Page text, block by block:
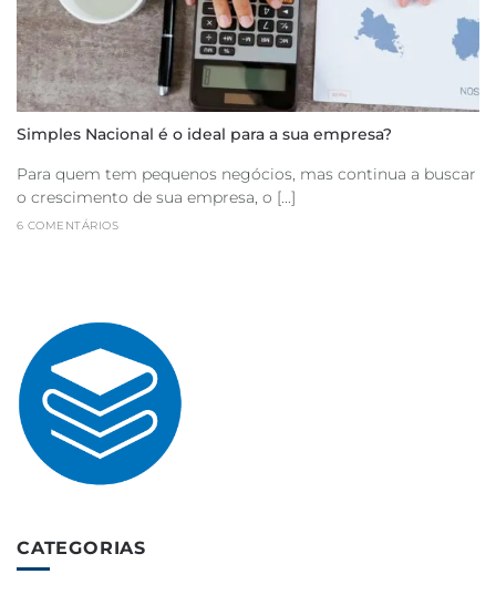
Simples Nacional é o ideal para a sua empresa?
Para quem tem pequenos negócios, mas continua a buscar
o crescimento de sua empresa, o [...]
6 COMENTÁRIOS
CATEGORIAS